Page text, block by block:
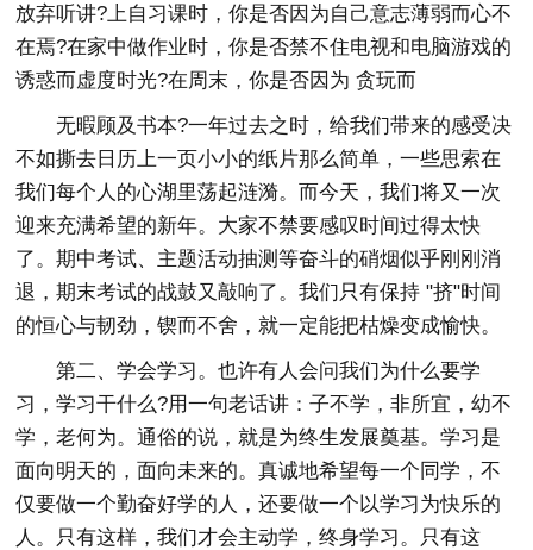
放弃听讲?上自习课时，你是否因为自己意志薄弱而心不
在焉?在家中做作业时，你是否禁不住电视和电脑游戏的
诱惑而虚度时光?在周末，你是否因为 贪玩而
无暇顾及书本?一年过去之时，给我们带来的感受决
不如撕去日历上一页小小的纸片那么简单，一些思索在
我们每个人的心湖里荡起涟漪。而今天，我们将又一次
迎来充满希望的新年。大家不禁要感叹时间过得太快
了。期中考试、主题活动抽测等奋斗的硝烟似乎刚刚消
退，期末考试的战鼓又敲响了。我们只有保持 "挤"时间
的恒心与韧劲，锲而不舍，就一定能把枯燥变成愉快。
第二、学会学习。也许有人会问我们为什么要学
习，学习干什么?用一句老话讲：子不学，非所宜，幼不
学，老何为。通俗的说，就是为终生发展奠基。学习是
面向明天的，面向未来的。真诚地希望每一个同学，不
仅要做一个勤奋好学的人，还要做一个以学习为快乐的
人。只有这样，我们才会主动学，终身学习。只有这